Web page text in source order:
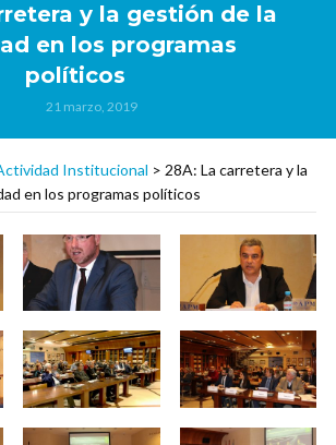
y la gestión de la
en los programas
políticos
21 marzo, 2019
Institucional > 28A: La carretera y la
en los programas políticos